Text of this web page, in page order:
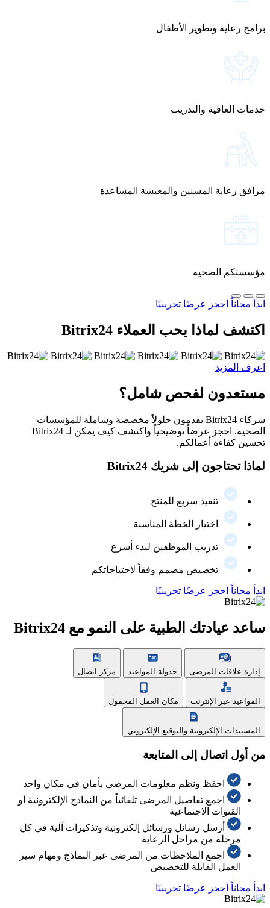
برامج رعاية وتطوير الأطفال
خدمات العافية والتدريب
مرافق رعاية المسنين والمعيشة المساعدة
مؤسستكم الصحية
ابدأ مجاناً احجز عرضًا تجريبيًا
اكتشف لماذا يحب العملاء Bitrix24
اعرف المزيد
مستعدون لفحص شامل؟
شركاء Bitrix24 يقدمون حلولاً مخصصة وشاملة للمؤسسات
الصحية. احجز عرضاً توضيحياً واكتشف كيف يمكن لـ Bitrix24
تحسين كفاءة أعمالكم.
لماذا تحتاجون إلى شريك Bitrix24
تنفيذ سريع للمنتج
اختيار الخطة المناسبة
تدريب الموظفين لبدء أسرع
تخصيص مصمم وفقاً لاحتياجاتكم
ابدأ مجاناً احجز عرضًا تجريبيًا
ساعد عيادتك الطبية على النمو مع Bitrix24
إدارة علاقات المرضى جدولة المواعيد مركز اتصال
المواعيد عبر الإنترنت مكان العمل المحمول
المستندات الإلكترونية والتوقيع الإلكتروني
من أول اتصال إلى المتابعة
احفظ ونظم معلومات المرضى بأمان في مكان واحد
اجمع تفاصيل المرضى تلقائياً من النماذج الإلكترونية أو
القنوات الاجتماعية
أرسل رسائل ورسائل إلكترونية وتذكيرات آلية في كل
مرحلة من مراحل الرعاية
اجمع الملاحظات من المرضى عبر النماذج ومهام سير
العمل القابلة للتخصيص
ابدأ مجاناً احجز عرضًا تجريبيًا